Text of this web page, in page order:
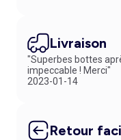
Livraison
"Superbes bottes
impeccable ! Merci"
2023-01-14
Retour